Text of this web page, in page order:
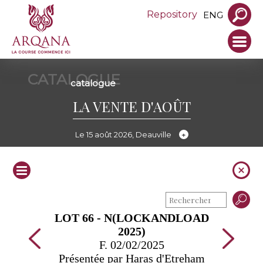
Repository ENG
CATALOGUE
catalogue
LA VENTE D'AOÛT
Le 15 août 2026, Deauville
LOT 66 - N(LOCKANDLOAD
2025)
F. 02/02/2025
Présentée par Haras d'Etreham